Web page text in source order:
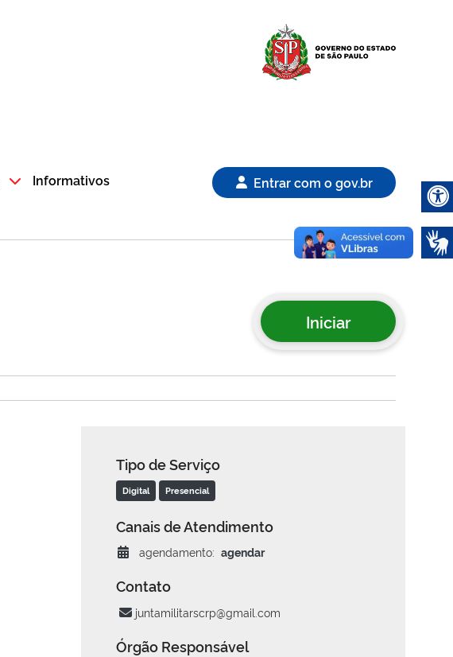
Informativos Entrar com o gov.br
Iniciar
Tipo de Serviço
Digital Presencial
Canais de Atendimento
agendamento: agendar
Contato
juntamilitarscrp@gmail.com
Órgão Responsável